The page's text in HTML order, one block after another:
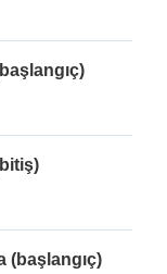
(başlangıç)